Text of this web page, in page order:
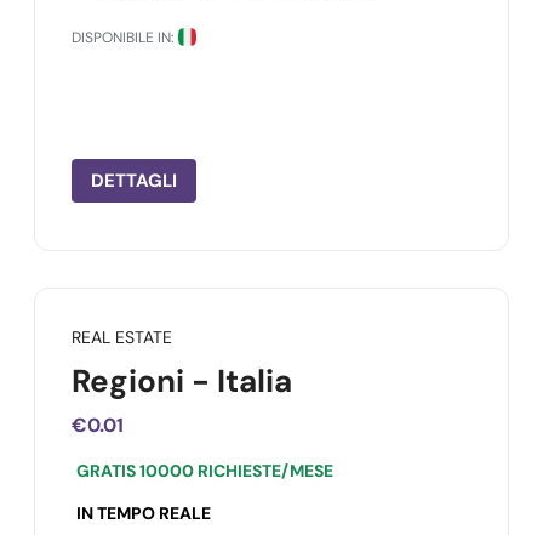
DISPONIBILE IN:
DETTAGLI
REAL ESTATE
Regioni - Italia
€0.01
GRATIS 10000 RICHIESTE/MESE
IN TEMPO REALE